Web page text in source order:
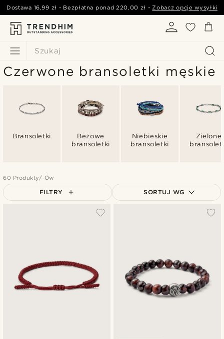
Szukaj
Dostawa 16,99 zł - Bezpłatna ponad220,00 zł -Zobacz opcje wysyłki
Czerwone bransoletki męskie
Bransoletki
Beżowe
bransoletki
Niebieskie
bransoletki
Zielone
60 Produkty/-Ów
FILTRY SORTUJ WG